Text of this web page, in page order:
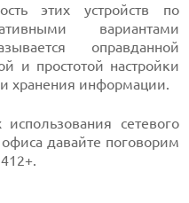
этих устройств по
вариантами
оправданной
и простотой настройки
хранения информации.
сетевого
давайте поговорим
412+.